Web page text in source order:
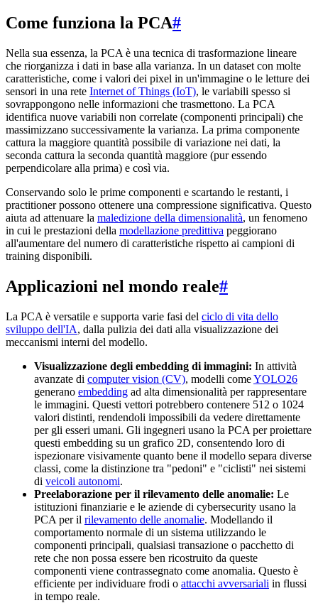
Come funziona la PCA#
Nella sua essenza, la PCA è una tecnica di trasformazione lineare
che riorganizza i dati in base alla varianza. In un dataset con molte
caratteristiche, come i valori dei pixel in un'immagine o le letture dei
sensori in una rete Internet of Things (IoT), le variabili spesso si
sovrappongono nelle informazioni che trasmettono. La PCA
identifica nuove variabili non correlate (componenti principali) che
massimizzano successivamente la varianza. La prima componente
cattura la maggiore quantità possibile di variazione nei dati, la
seconda cattura la seconda quantità maggiore (pur essendo
perpendicolare alla prima) e così via.
Conservando solo le prime componenti e scartando le restanti, i
practitioner possono ottenere una compressione significativa. Questo
aiuta ad attenuare la maledizione della dimensionalità, un fenomeno
in cui le prestazioni della modellazione predittiva peggiorano
all'aumentare del numero di caratteristiche rispetto ai campioni di
training disponibili.
Applicazioni nel mondo reale#
La PCA è versatile e supporta varie fasi del ciclo di vita dello
sviluppo dell'IA, dalla pulizia dei dati alla visualizzazione dei
meccanismi interni del modello.
Visualizzazione degli embedding di immagini: In attività
avanzate di computer vision (CV), modelli comeYOLO26
generano embedding ad alta dimensionalità per rappresentare
le immagini. Questi vettori potrebbero contenere 512 o 1024
valori distinti, rendendoli impossibili da vedere direttamente
per gli esseri umani. Gli ingegneri usano la PCA per proiettare
questi embedding su un grafico 2D, consentendo loro di
ispezionare visivamente quanto bene il modello separa diverse
classi, come la distinzione tra "pedoni" e "ciclisti" nei sistemi
di veicoli autonomi.
Preelaborazione per il rilevamento delle anomalie: Le
istituzioni finanziarie e le aziende di cybersecurity usano la
PCA per il rilevamento delle anomalie. Modellando il
comportamento normale di un sistema utilizzando le
componenti principali, qualsiasi transazione o pacchetto di
rete che non possa essere ben ricostruito da queste
componenti viene contrassegnato come anomalia. Questo è
efficiente per individuare frodi o attacchi avversariali in flussi
in tempo reale.